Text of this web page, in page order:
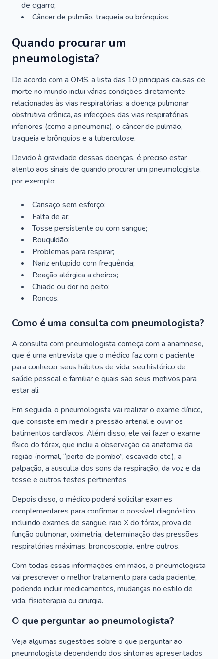
de cigarro;
Câncer de pulmão, traqueia ou brônquios.
Quando procurar um
pneumologista?
De acordo com a OMS, a lista das 10 principais causas de
morte no mundo inclui várias condições diretamente
relacionadas às vias respiratórias: a doença pulmonar
obstrutiva crônica, as infecções das vias respiratórias
inferiores (como a pneumonia), o câncer de pulmão,
traqueia e brônquios e a tuberculose.
Devido à gravidade dessas doenças, é preciso estar
atento aos sinais de quando procurar um pneumologista,
por exemplo:
Cansaço sem esforço;
Falta de ar;
Tosse persistente ou com sangue;
Rouquidão;
Problemas para respirar;
Nariz entupido com frequência;
Reação alérgica a cheiros;
Chiado ou dor no peito;
Roncos.
Como é uma consulta com pneumologista?
A consulta com pneumologista começa com a anamnese,
que é uma entrevista que o médico faz com o paciente
para conhecer seus hábitos de vida, seu histórico de
saúde pessoal e familiar e quais são seus motivos para
estar ali.
Em seguida, o pneumologista vai realizar o exame clínico,
que consiste em medir a pressão arterial e ouvir os
batimentos cardíacos. Além disso, ele vai fazer o exame
físico do tórax, que inclui a observação da anatomia da
região (normal, “peito de pombo”, escavado etc.), a
palpação, a ausculta dos sons da respiração, da voz e da
tosse e outros testes pertinentes.
Depois disso, o médico poderá solicitar exames
complementares para confirmar o possível diagnóstico,
incluindo exames de sangue, raio X do tórax, prova de
função pulmonar, oximetria, determinação das pressões
respiratórias máximas, broncoscopia, entre outros.
Com todas essas informações em mãos, o pneumologista
vai prescrever o melhor tratamento para cada paciente,
podendo incluir medicamentos, mudanças no estilo de
vida, fisioterapia ou cirurgia.
O que perguntar ao pneumologista?
Veja algumas sugestões sobre o que perguntar ao
pneumologista dependendo dos sintomas apresentados